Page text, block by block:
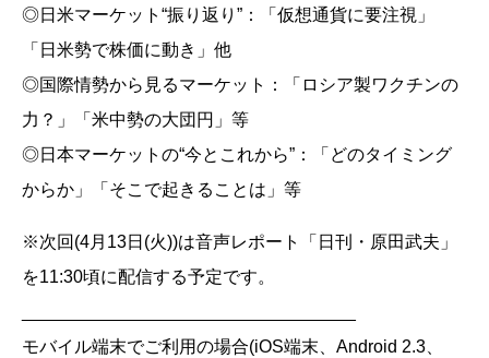
◎日米マーケット“振り返り”：「仮想通貨に要注視」
「日米勢で株価に動き」他
◎国際情勢から見るマーケット：「ロシア製ワクチンの
力？」「米中勢の大団円」等
◎日本マーケットの“今とこれから”：「どのタイミング
からか」「そこで起きることは」等
※次回(4月13日(火))は音声レポート「日刊・原田武夫」
を11:30頃に配信する予定です。
モバイル端末でご利用の場合(iOS端末、Android 2.3、